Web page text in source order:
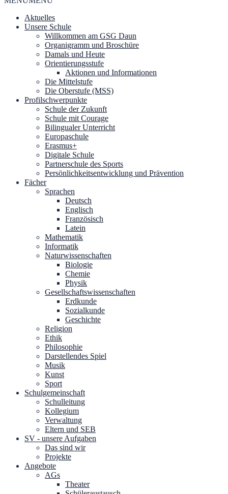
Aktuelles
Unsere Schule
Willkommen am GSG Daun
Organigramm und Broschüre
Damals und Heute
Orientierungsstufe
Aktionen und Informationen
Die Mittelstufe
Die Oberstufe (MSS)
Profilschwerpunkte
Schule der Zukunft
Schule mit Courage
Bilingualer Unterricht
Europaschule
Erasmus+
Digitale Schule
Partnerschule des Sports
Persönlichkeitsentwicklung und Prävention
Fächer
Sprachen
Deutsch
Englisch
Französisch
Latein
Mathematik
Informatik
Naturwissenschaften
Biologie
Chemie
Physik
Gesellschaftswissenschaften
Erdkunde
Sozialkunde
Geschichte
Religion
Ethik
Philosophie
Darstellendes Spiel
Musik
Kunst
Sport
Schulgemeinschaft
Schulleitung
Kollegium
Verwaltung
Eltern und SEB
SV - unsere Aufgaben
Das sind wir
Projekte
Angebote
AGs
Theater